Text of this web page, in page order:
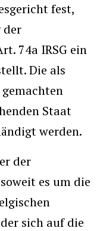
fest,
der
74a IRSG ein
Die als
Staat
werden.
der
es um die
sich auf die